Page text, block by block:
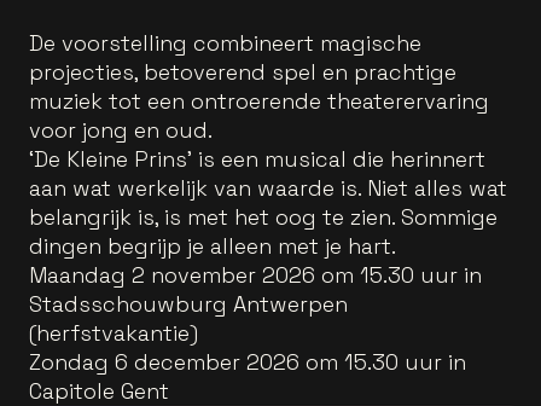
De voorstelling combineert magische
projecties, betoverend spel en prachtige
muziek tot een ontroerende theaterervaring
voor jong en oud.
‘De Kleine Prins’ is een musical die herinnert
aan wat werkelijk van waarde is. Niet alles wat
belangrijk is, is met het oog te zien. Sommige
dingen begrijp je alleen met je hart.
Maandag 2 november 2026 om 15.30 uur in
Stadsschouwburg Antwerpen
(herfstvakantie)
Zondag 6 december 2026 om 15.30 uur in
Capitole Gent